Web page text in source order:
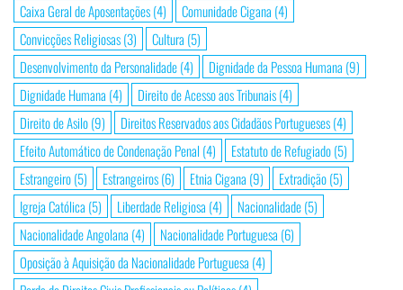
Caixa Geral de Aposentações(4) Comunidade Cigana (4)
Convicções Religiosas(3) Cultura (5)
Desenvolvimento da Personalidade(4) Dignidade da Pessoa Humana (9)
Dignidade Humana (4) Direito de Acesso aos Tribunais(4)
Direito de Asilo(9) Direitos Reservados aos Cidadãos Portugueses(4)
Efeito Automático de Condenação Penal (4) Estatuto de Refugiado(5)
Estrangeiro(5) Estrangeiros(6) Etnia Cigana (9) Extradição(5)
Igreja Católica (5) Liberdade Religiosa (4) Nacionalidade(5)
Nacionalidade Angolana (4) Nacionalidade Portuguesa (6)
Oposição à Aquisição da Nacionalidade Portuguesa (4)